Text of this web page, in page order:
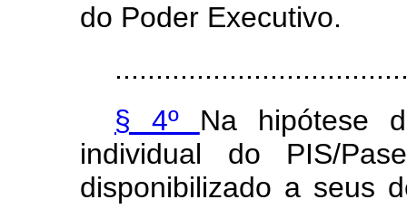
do Poder Executivo.
§ 4º Na hipótese
individual do PIS/
disponibilizado a seus